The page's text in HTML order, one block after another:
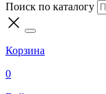
Поиск по каталогу
Корзина
0